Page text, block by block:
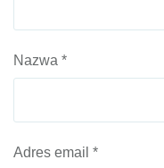
Nazwa *
Adres email *